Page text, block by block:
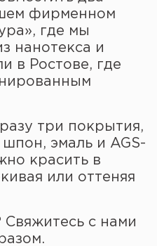
фирменном
где мы
нанотекса и
в Ростове, где
три покрытия,
эмаль и AGS-
красить в
или оттеняя
с нами